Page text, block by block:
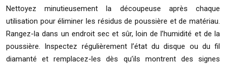
Nettoyez minutieusement la découpeuse après chaque
utilisation pour éliminer les résidus de poussière et de matériau.
Rangez-la dans un endroit sec et sûr, loin de l’humidité et de la
poussière. Inspectez régulièrement l’état du disque ou du fil
diamanté et remplacez-les dès qu’ils montrent des signes